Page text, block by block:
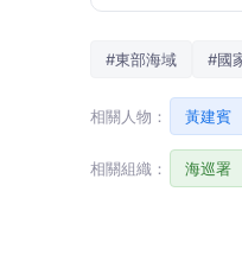
#東部海域 #國
相關人物： 黃建賓
相關組織： 海巡署